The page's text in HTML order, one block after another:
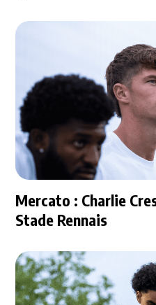
Mercato : Charlie
Stade Rennais